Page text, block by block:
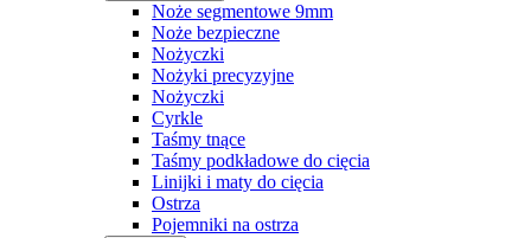
Noże segmentowe 9mm
Noże bezpieczne
Nożyczki
Nożyki precyzyjne
Nożyczki
Cyrkle
Taśmy tnące
Taśmy podkładowe do cięcia
Linijki i maty do cięcia
Ostrza
Pojemniki na ostrza